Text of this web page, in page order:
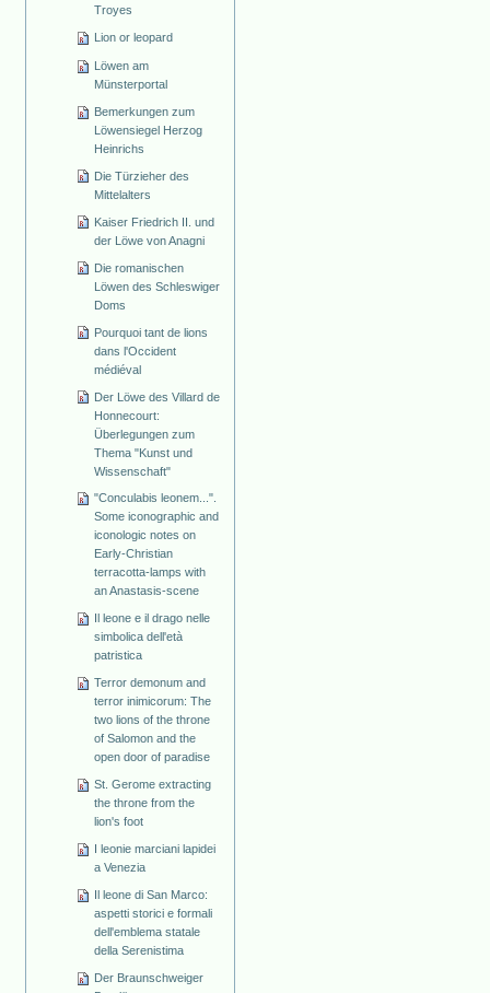
Troyes
Lion or leopard
Löwen am
Münsterportal
Bemerkungen zum
Löwensiegel Herzog
Heinrichs
Die Türzieher des
Mittelalters
Kaiser Friedrich II. und
der Löwe von Anagni
Die romanischen
Löwen des Schleswiger
Doms
Pourquoi tant de lions
dans l'Occident
médiéval
Der Löwe des Villard de
Honnecourt:
Überlegungen zum
Thema "Kunst und
Wissenschaft"
"Conculabis leonem...".
Some iconographic and
iconologic notes on
Early-Christian
terracotta-lamps with
an Anastasis-scene
Il leone e il drago nelle
simbolica dell'età
patristica
Terror demonum and
terror inimicorum: The
two lions of the throne
of Salomon and the
open door of paradise
St. Gerome extracting
the throne from the
lion's foot
I leonie marciani lapidei
a Venezia
Il leone di San Marco:
aspetti storici e formali
dell'emblema statale
della Serenistima
Der Braunschweiger